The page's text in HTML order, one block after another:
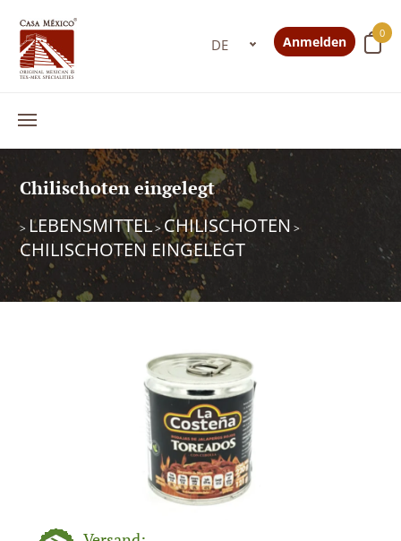
0
Anmelden
Chilischoten eingelegt
> LEBENSMITTEL>CHILISCHOTEN >
CHILISCHOTEN EINGELEGT